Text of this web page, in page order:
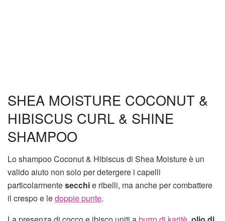
SHEA MOISTURE COCONUT &
HIBISCUS CURL & SHINE
SHAMPOO
Lo shampoo Coconut & Hibiscus di Shea Moisture è un
valido aiuto non solo per detergere i capelli
particolarmentesecchie ribelli, ma anche per combattere
il crespo e ledoppie punte.